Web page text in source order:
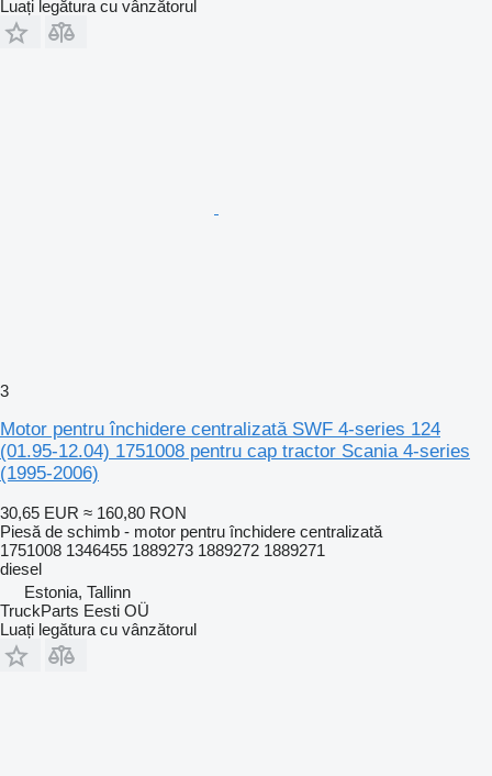
Luați legătura cu vânzătorul
3
Motor pentru închidere centralizată SWF 4-series 124
(01.95-12.04) 1751008 pentru cap tractor Scania 4-series
(1995-2006)
30,65 EUR ≈ 160,80 RON
Piesă de schimb - motor pentru închidere centralizată
1751008 1346455 1889273 1889272 1889271
diesel
Estonia, Tallinn
TruckParts Eesti OÜ
Luați legătura cu vânzătorul